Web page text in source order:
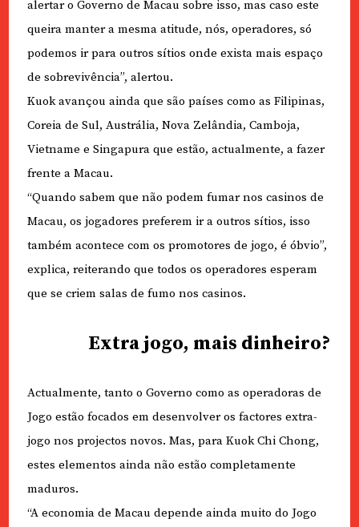
alertar o Governo de Macau sobre isso, mas caso este
queira manter a mesma atitude, nós, operadores, só
podemos ir para outros sítios onde exista mais espaço
de sobrevivência”, alertou.
Kuok avançou ainda que são países como as Filipinas,
Coreia de Sul, Austrália, Nova Zelândia, Camboja,
Vietname e Singapura que estão, actualmente, a fazer
frente a Macau.
“Quando sabem que não podem fumar nos casinos de
Macau, os jogadores preferem ir a outros sítios, isso
também acontece com os promotores de jogo, é óbvio”,
explica, reiterando que todos os operadores esperam
que se criem salas de fumo nos casinos.
Extra jogo, mais dinheiro?
Actualmente, tanto o Governo como as operadoras de
Jogo estão focados em desenvolver os factores extra-
jogo nos projectos novos. Mas, para Kuok Chi Chong,
estes elementos ainda não estão completamente
maduros.
“A economia de Macau depende ainda muito do Jogo